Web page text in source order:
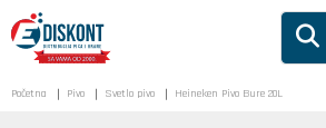
Početna Pivo Svetlo pivo Heineken Pivo Bure 20L